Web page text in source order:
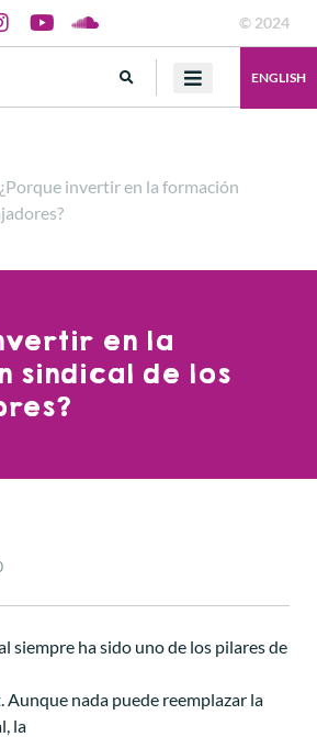
© 2024
ENGLISH
¿Porque invertir en la formación
en la
sindical de los
siempre ha sido uno de los pilares de
Aunque nada puede reemplazar la
la